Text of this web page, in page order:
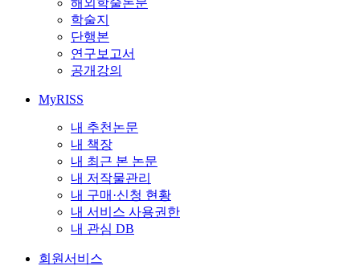
해외학술논문
학술지
단행본
연구보고서
공개강의
MyRISS
내 추천논문
내 책장
내 최근 본 논문
내 저작물관리
내 구매·신청 현황
내 서비스 사용권한
내 관심 DB
회원서비스